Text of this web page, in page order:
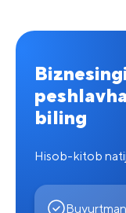
biling
Hisob-kitob